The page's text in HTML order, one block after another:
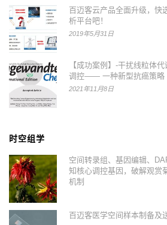
百迈客云产品全面升级，快
析平台吧！
2019年5月31日
【成功案例】-干扰线粒体
调控—— 一种新型抗癌策略
2021年11月8日
时空组学
空间转录组、基因编辑、
知核心调控基因，破解观赏
机制
百迈客医学空间样本制备及